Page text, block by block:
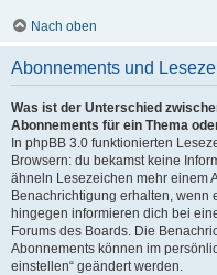
Nach oben
Abonnements und
Was ist der Unterschied
Abonnements für ein Thema
In phpBB 3.0 funktionierten
Browsern: du bekamst keine
ähneln Lesezeichen mehr einem
Benachrichtigung erhalten, wenn
hingegen informieren dich bei
Forums des Boards. Die
Abonnements können im
einstellen“ geändert werden.